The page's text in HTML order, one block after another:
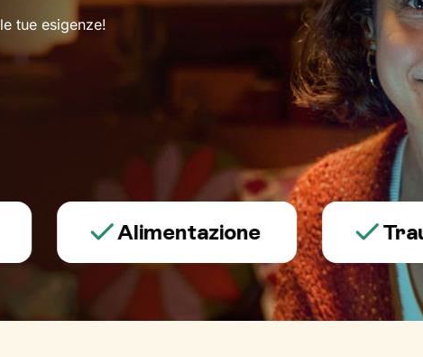
tue esigenze!
Alimentazione Trauma